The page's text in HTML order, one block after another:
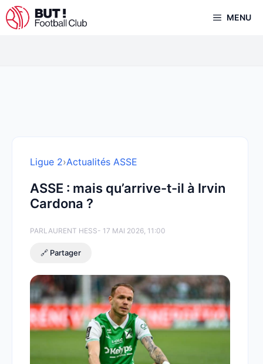
Aller
au
MENU
Ligue 2›Actualités ASSE
ASSE : mais qu’arrive-t-il à Irvin
Cardona ?
PARLAURENT HESS- 17 MAI 2026, 11:00
🔗 Partager